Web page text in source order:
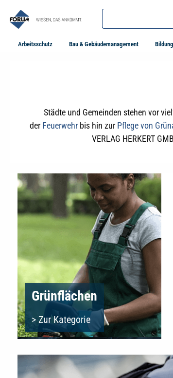
Zur Hauptnavigation springen
Arbeitsschutz Bau & Gebäudemanagement
Städte und Gemeinden stehen vor
der Feuerwehr bis hin zur Pflege von
VERLAG HERKERT
Grünflächen
> Zur Kategorie